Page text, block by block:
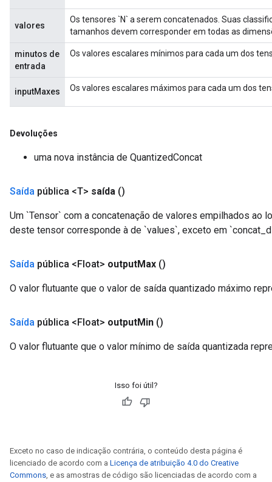
valores
Os tensores `N` a serem concatenados. Suas
tamanhos devem corresponder em todas as
minutos de
entrada
Os valores escalares mínimos para cada um dos
inputMaxes Os valores escalares máximos para cada um dos
Devoluções
uma nova instância de QuantizedConcat
Saída pública <T> saída ()
Um `Tensor` com a concatenação de valores empilhados ao
deste tensor corresponde à de `values`, exceto em
Saída pública <Float> outputMax ()
O valor flutuante que o valor de saída quantizado máximo
Saída pública <Float> outputMin ()
O valor flutuante que o valor mínimo de saída quantizada
Isso foi útil?
Exceto no caso de indicação contrária, o conteúdo desta página é
licenciado de acordo com a Licença de atribuição 4.0 do Creative
Commons, e as amostras de código são licenciadas de acordo com a